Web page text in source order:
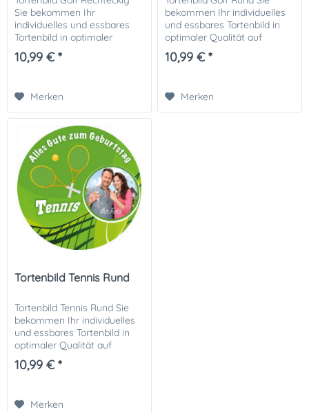
Sie bekommen Ihr
individuelles und essbares
Tortenbild in optimaler
Qualität auf Dekor-Plus
Zuckerpapier gedruckt. Ihrer
10,99 € *
Merken
bekommen Ihr individuelles
und essbares Tortenbild in
optimaler Qualität auf
Dekor-Plus Zuckerpapier
gedruckt. Ihrer perfekten
10,99 € *
Merken
Tortenbild Tennis Rund
Tortenbild Tennis Rund Sie
bekommen Ihr individuelles
und essbares Tortenbild in
optimaler Qualität auf
Dekor-Plus Zuckerpapier
gedruckt. Ihrer perfekten
10,99 € *
Merken